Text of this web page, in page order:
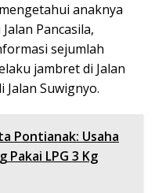
anaknya
Pancasila,
sejumlah
jambret di Jalan
Jalan Suwignyo.
Pontianak: Usaha
Pakai LPG 3 Kg